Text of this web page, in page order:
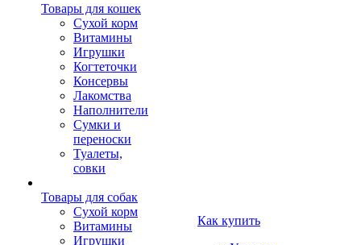
Товары для кошек
Cухой корм
Витамины
Игрушки
Когтеточки
Консервы
Лакомства
Наполнители
Сумки и
переноски
Туалеты,
совки
Товары для собак
Cухой корм
Витамины
Игрушки
Как купить